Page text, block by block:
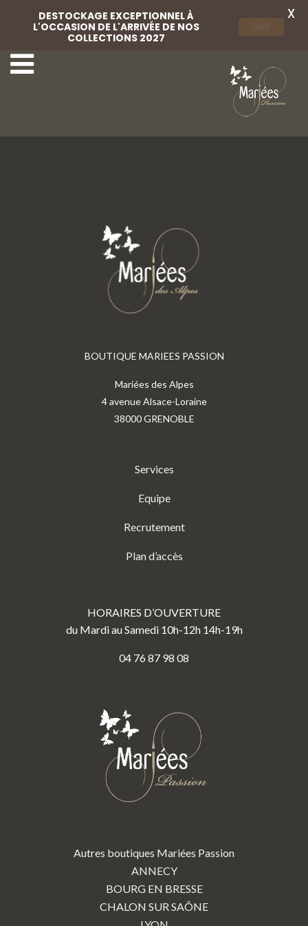
56 Rembo Atelier
BOUTIQUE MARIEES PASSION
Mariées des Alpes
4 avenue Alsace-Loraine
38000 GRENOBLE
Services
Equipe
Recrutement
Plan d’accès
HORAIRES D’OUVERTURE
du Mardi au Samedi 10h-12h 14h-19h
04 76 87 98 08
Autres boutiques Mariées Passion
ANNECY
BOURG EN BRESSE
CHALON SUR SAÔNE
DESTOCKAGE EXCEPTIONNEL À
L'OCCASION DE L'ARRIVÉE DE NOS
COLLECTIONS 2027
Voir
X